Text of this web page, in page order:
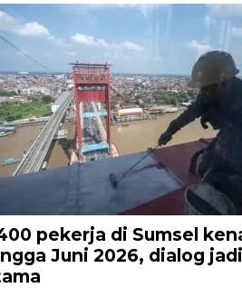
pekerja di Sumsel
Juni 2026, dialog